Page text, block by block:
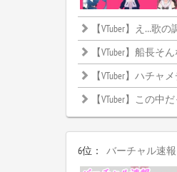
【VTuber】え…歌の
【VTuber】船長そ
【VTuber】ハチャ
【VTuber】この
6位： バーチャル速報